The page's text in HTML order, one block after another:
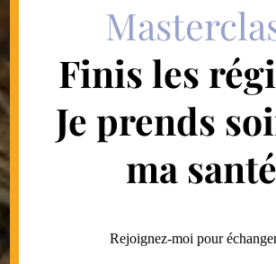
Finis les
Je prends
ma santé
Rejoignez-moi pour